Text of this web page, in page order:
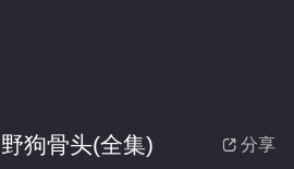
 分享
野狗骨头(全集)